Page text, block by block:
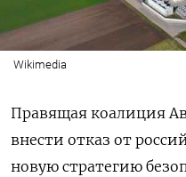
Wikimedia
Правящая коалиция
внести отказ от
новую стратегию